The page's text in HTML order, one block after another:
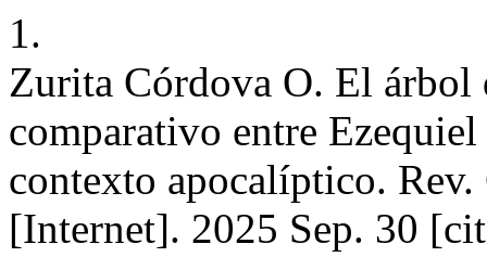
1.
Zurita Córdova O. El árbol
comparativo entre
contexto apocalíptico.
[Internet]. 2025 Sep. 30